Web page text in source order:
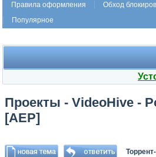
Правила оформления
Обход
Популярное
Проекты - VideoHive -
[AEP]